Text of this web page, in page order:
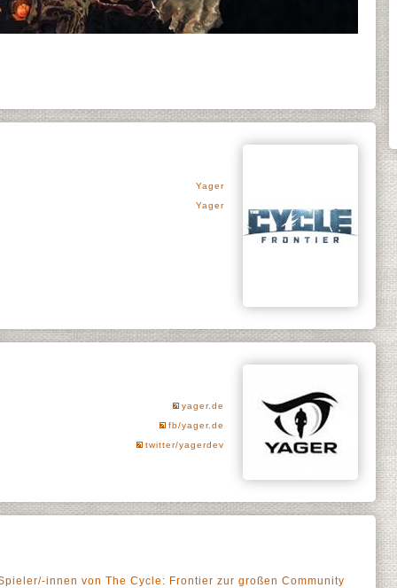
Yager
Yager
yager.de
fb/yager.de
twitter/yagerdev
innen von The Cycle: Frontier zur großen Community